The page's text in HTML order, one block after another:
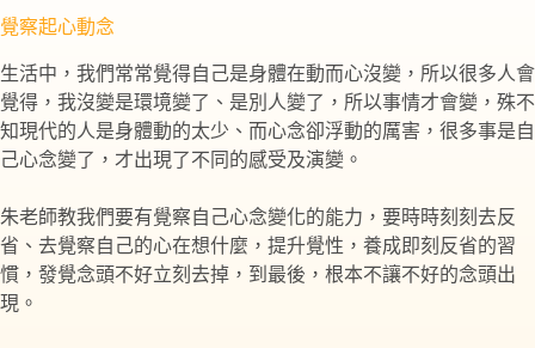
覺察起心動念
生活中，我們常常覺得自己是身體在動而心沒變，所以很多人會
覺得，我沒變是環境變了、是別人變了，所以事情才會變，殊不
知現代的人是身體動的太少、而心念卻浮動的厲害，很多事是自
己心念變了，才出現了不同的感受及演變。
朱老師教我們要有覺察自己心念變化的能力，要時時刻刻去反
省、去覺察自己的心在想什麼，提升覺性，養成即刻反省的習
慣，發覺念頭不好立刻去掉，到最後，根本不讓不好的念頭出
現。